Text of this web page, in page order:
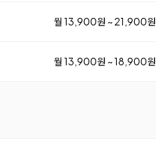
월 13,900원 ~ 21,900원
월 13,900원 ~ 18,900원